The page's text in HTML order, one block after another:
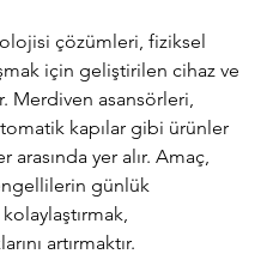
çözümleri, fiziksel
için geliştirilen cihaz ve
Merdiven asansörleri,
kapılar gibi ürünler
arasında yer alır. Amaç,
günlük
kolaylaştırmak,
artırmaktır.